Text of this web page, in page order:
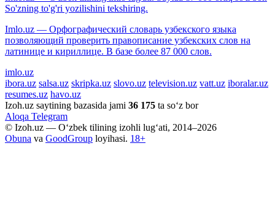
So'zning to'g'ri yozilishini tekshiring.
Imlo.uz — Орфографический словарь узбекского языка
позволяющий проверить правописание узбекских слов на
латинице и кириллице. В базе более 87 000 слов.
imlo.uz
ibora.uz salsa.uz skripka.uz slovo.uz television.uz vatt.uz iboralar.uz
resumes.uz havo.uz
Izoh.uz saytining bazasida jami 36 175 ta so‘z bor
Aloqa Telegram
© Izoh.uz — O‘zbek tilining izohli lug‘ati, 2014–2026
Obuna va GoodGroup loyihasi. 18+